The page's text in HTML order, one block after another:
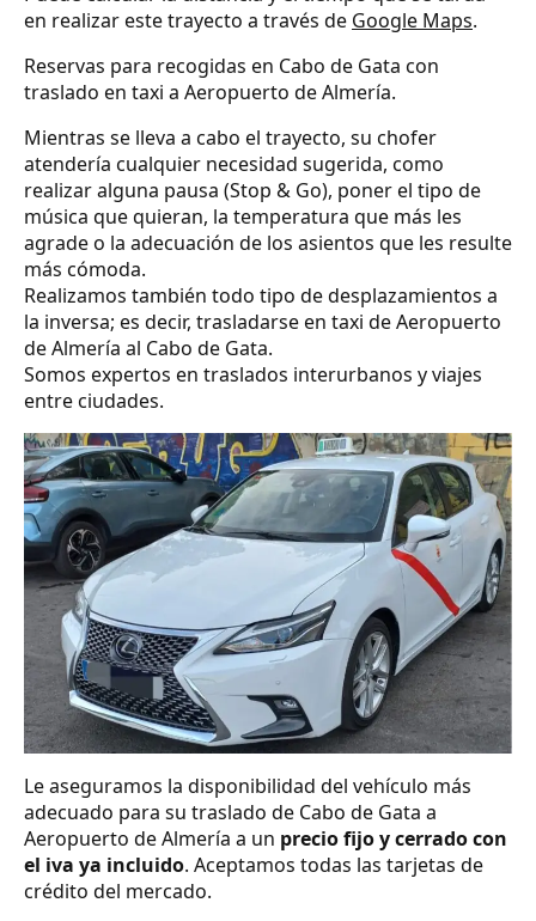
en realizar este trayecto a través de Google Maps.
Reservas para recogidas en Cabo de Gata con
traslado en taxi a Aeropuerto de Almería.
Mientras se lleva a cabo el trayecto, su chofer
atendería cualquier necesidad sugerida, como
realizar alguna pausa (Stop & Go), poner el tipo de
música que quieran, la temperatura que más les
agrade o la adecuación de los asientos que les resulte
más cómoda.
Realizamos también todo tipo de desplazamientos a
la inversa; es decir, trasladarse en taxi de Aeropuerto
de Almería al Cabo de Gata.
Somos expertos en traslados interurbanos y viajes
entre ciudades.
Le aseguramos la disponibilidad del vehículo más
adecuado para su traslado de Cabo de Gata a
Aeropuerto de Almería a un precio fijo y cerrado con
el iva ya incluido. Aceptamos todas las tarjetas de
crédito del mercado.